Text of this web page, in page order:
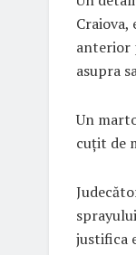
anterior
asupra
Un
cuțit de
justifica